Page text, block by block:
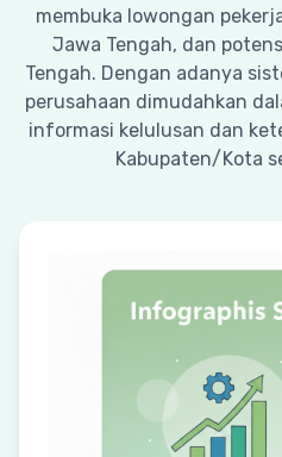
membuka lowongan
Jawa Tengah, dan
Tengah. Dengan adanya
perusahaan dimudahkan
informasi kelulusan dan
Kabupaten/Kota